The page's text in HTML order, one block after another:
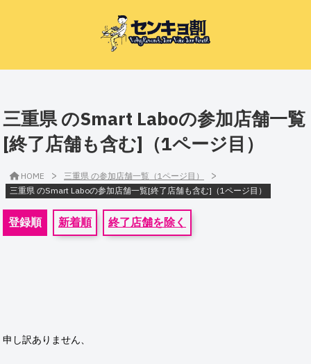
三重県 のSmart Laboの参加店舗一覧
[終了店舗も含む]（1ページ目）
HOME > 三重県 の参加店舗一覧（1ページ目） >
三重県 のSmart Laboの参加店舗一覧[終了店舗も含む]（1ページ目）
登録順 新着順 終了店舗を除く
申し訳ありません、